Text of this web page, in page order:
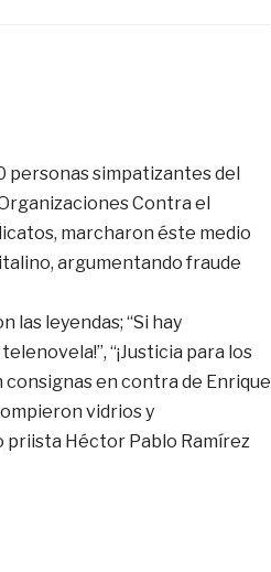
personas simpatizantes del
Contra el
marcharon éste medio
argumentando fraude
leyendas; “Si hay
“¡Justicia para los
consignas en contra de Enrique
vidrios y
priista Héctor Pablo Ramírez